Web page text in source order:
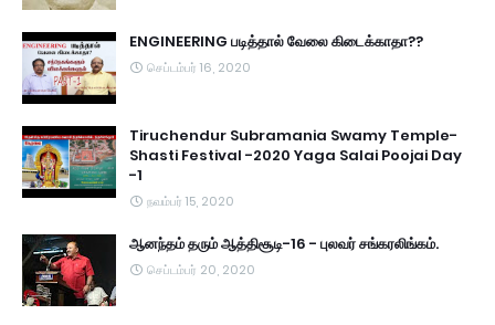
ENGINEERING படித்தால் வேலை கிடைக்காதா??
செப்டம்பர் 16, 2020
Tiruchendur Subramania Swamy Temple-
Shasti Festival -2020 Yaga Salai Poojai Day
-1
நவம்பர் 15, 2020
ஆனந்தம் தரும் ஆத்திசூடி-16 - புலவர் சங்கரலிங்கம்.
செப்டம்பர் 20, 2020